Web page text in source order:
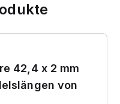
42,4 x 2 mm
von